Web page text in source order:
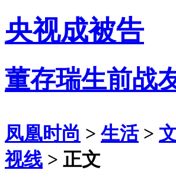
央视成被告
董存瑞生前战
凤凰时尚 >生活>
视线 > 正文